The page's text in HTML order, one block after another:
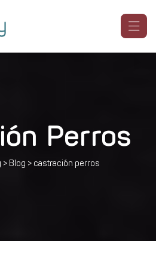
Perros
> Blog > castración perros